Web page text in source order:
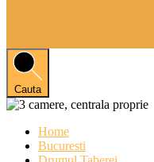
Cauta
Home
Bucuresti